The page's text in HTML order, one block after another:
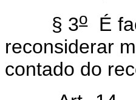
§ 3oÉ
reconsiderar
contado do